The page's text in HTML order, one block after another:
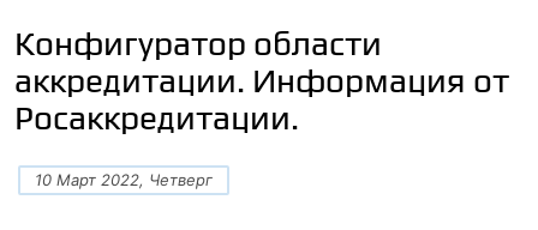
Конфигуратор области
аккредитации. Информация от
Росаккредитации.
10 Март 2022, Четверг